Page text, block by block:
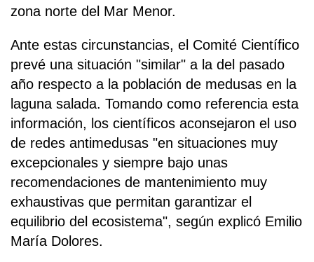
zona norte del Mar Menor.
Ante estas circunstancias, el Comité Científico
prevé una situación "similar" a la del pasado
año respecto a la población de medusas en la
laguna salada. Tomando como referencia esta
información, los científicos aconsejaron el uso
de redes antimedusas "en situaciones muy
excepcionales y siempre bajo unas
recomendaciones de mantenimiento muy
exhaustivas que permitan garantizar el
equilibrio del ecosistema", según explicó Emilio
María Dolores.